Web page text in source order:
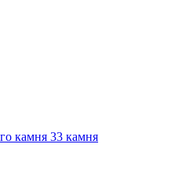
камня 33 камня